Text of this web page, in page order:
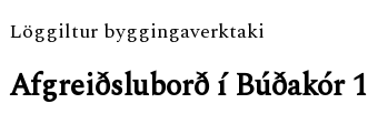
Löggiltur byggingaverktaki
Afgreiðsluborð í Búðakór 1